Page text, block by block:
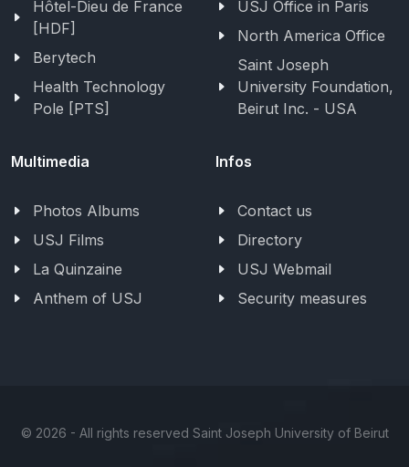
Hôtel-Dieu de France
[HDF]
Berytech
Health Technology
Pole [PTS]
USJ Office in Paris
North America Office
Saint Joseph
University Foundation,
Beirut Inc. - USA
Multimedia
Photos Albums
USJ Films
La Quinzaine
Anthem of USJ
Infos
Contact us
Directory
USJ Webmail
Security measures
© 2026 - All rights reserved Saint Joseph University of Beirut